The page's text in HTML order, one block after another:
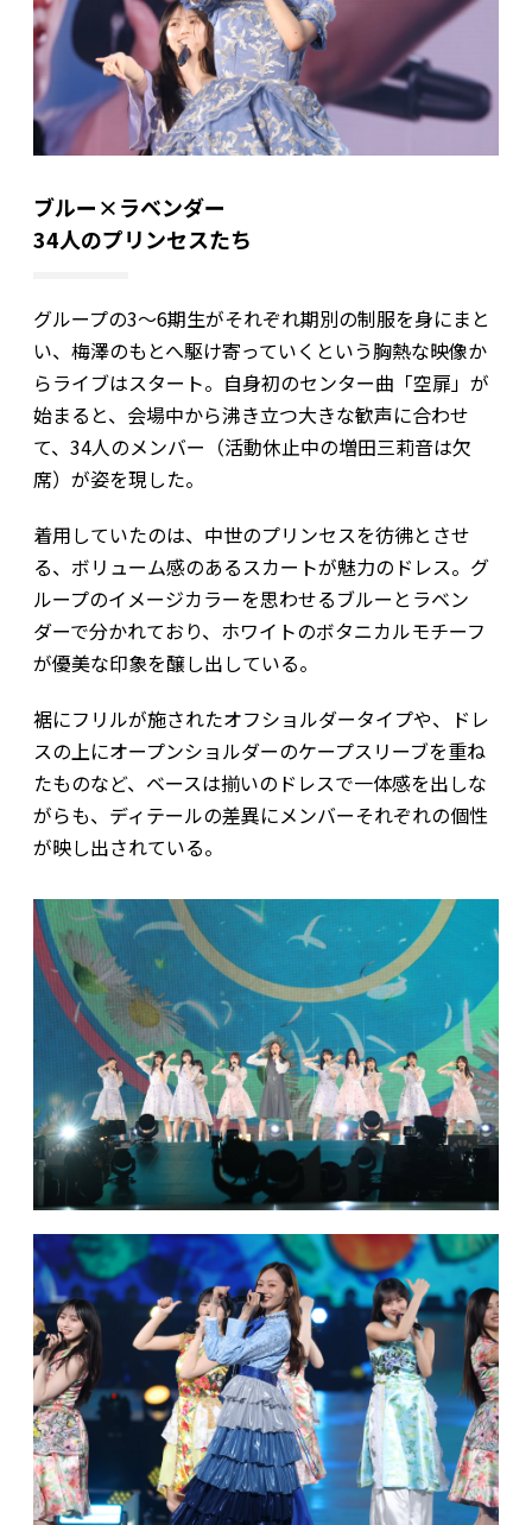
ブルー×ラベンダー
34人のプリンセスたち
グループの3〜6期生がそれぞれ期別の制服を身にまと
い、梅澤のもとへ駆け寄っていくという胸熱な映像か
らライブはスタート。自身初のセンター曲「空扉」が
始まると、会場中から沸き立つ大きな歓声に合わせ
て、34人のメンバー（活動休止中の増田三莉音は欠
席）が姿を現した。
着用していたのは、中世のプリンセスを彷彿とさせ
る、ボリューム感のあるスカートが魅力のドレス。グ
ループのイメージカラーを思わせるブルーとラベン
ダーで分かれており、ホワイトのボタニカルモチーフ
が優美な印象を醸し出している。
裾にフリルが施されたオフショルダータイプや、ドレ
スの上にオープンショルダーのケープスリーブを重ね
たものなど、ベースは揃いのドレスで一体感を出しな
がらも、ディテールの差異にメンバーそれぞれの個性
が映し出されている。